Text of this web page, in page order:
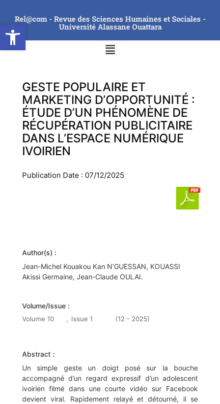
Ouvrir la barre d’outils
Rel@com - Revue des Sciences Humaines et Sociales -
Université Alassane Ouattara
GESTE POPULAIRE ET
MARKETING D’OPPORTUNITÉ :
ÉTUDE D’UN PHÉNOMÈNE DE
RÉCUPÉRATION PUBLICITAIRE
DANS L’ESPACE NUMÉRIQUE
IVOIRIEN
Publication Date : 07/12/2025
Author(s) :
Jean-Michel Kouakou Kan N’GUESSAN, KOUASSI
Akissi Germaine, Jean-Claude OULAI.
Volume/Issue :
Volume 10 , Issue 1 (12 - 2025)
Abstract :
Un simple geste un doigt posé sur la bouche
accompagné d’un regard expressif d’un adolescent
ivoirien filmé dans une courte vidéo sur Facebook
devient viral. Rapidement relayé et détourné, il se